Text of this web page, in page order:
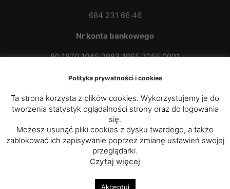
684 231 66 46
Nr konta bankowego
80 1870 1045 2083 1065 7055 0001
Parafia Rzymskokatolicka p.w. św.
Kazimierza Królewicza w Przybówce
Polityka prywatności i cookies
Ta strona korzysta z plików cookies. Wykorzystujemy je do
tworzenia statystyk oglądalności strony oraz do logowania
się.
Możesz usunąć pliki cookies z dysku twardego, a także
zablokować ich zapisywanie poprzez zmianę ustawień swojej
przeglądarki.
Czytaj więcej
Akceptuj